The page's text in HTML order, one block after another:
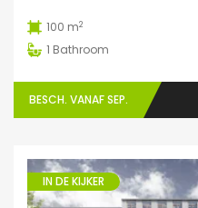
100 m2
1 Bathroom
BESCH. VANAF SEP.
IN DE KIJKER